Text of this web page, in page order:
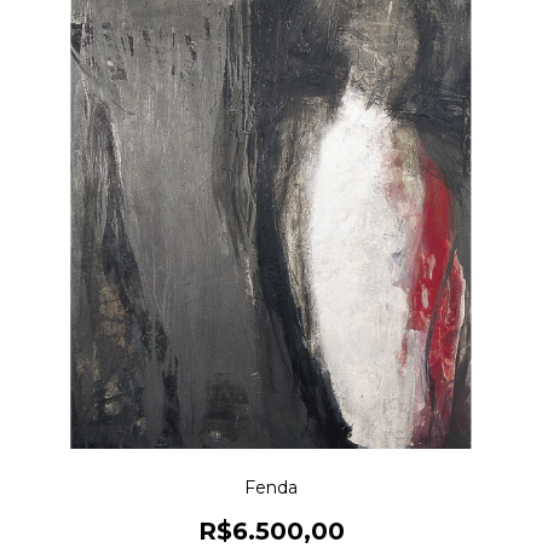
Fenda
R$6.500,00